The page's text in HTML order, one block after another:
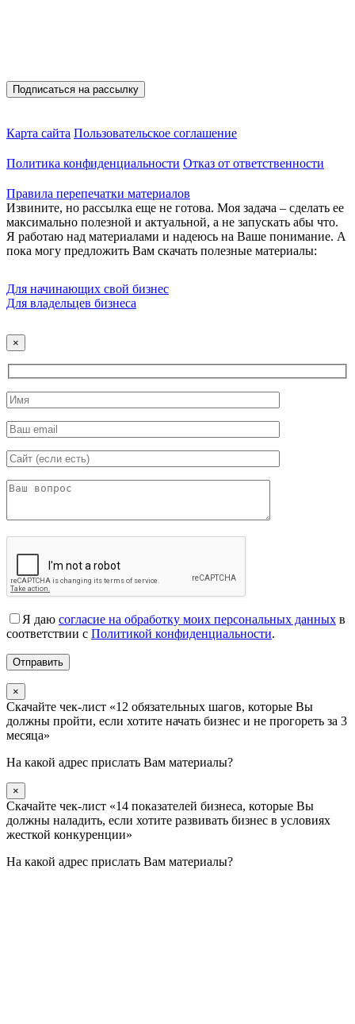
Карта сайта Пользовательское соглашение
Политика конфиденциальности Отказ от ответственности
Правила перепечатки материалов
Извините, но рассылка еще не готова. Моя задача – сделать ее
максимально полезной и актуальной, а не запускать абы что.
Я работаю над материалами и надеюсь на Ваше понимание. А
пока могу предложить Вам скачать полезные материалы:
Для начинающих свой бизнес
Для владельцев бизнеса
×
Я даю согласие на обработку моих персональных данных в
соответствии с Политикой конфиденциальности.
×
Скачайте чек-лист «12 обязательных шагов, которые Вы
должны пройти, если хотите начать бизнес и не прогореть за 3
месяца»
На какой адрес прислать Вам материалы?
×
Скачайте чек-лист «14 показателей бизнеса, которые Вы
должны наладить, если хотите развивать бизнес в условиях
жесткой конкуренции»
На какой адрес прислать Вам материалы?